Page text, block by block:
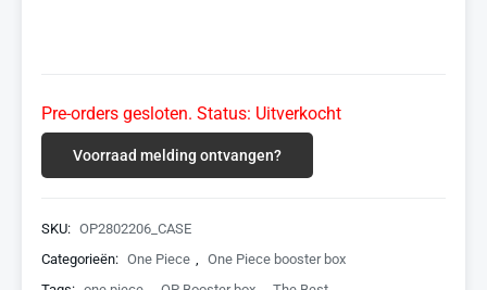
Pre-orders gesloten. Status: Uitverkocht
Voorraad melding ontvangen?
SKU: OP2802206_CASE
Categorieën: One Piece , One Piece booster box